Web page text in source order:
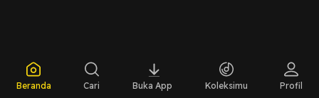
Beranda Cari Buka App Koleksimu Profil